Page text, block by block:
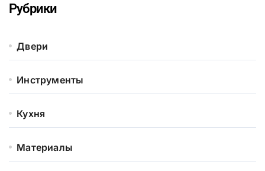
Рубрики
Двери
Инструменты
Кухня
Материалы